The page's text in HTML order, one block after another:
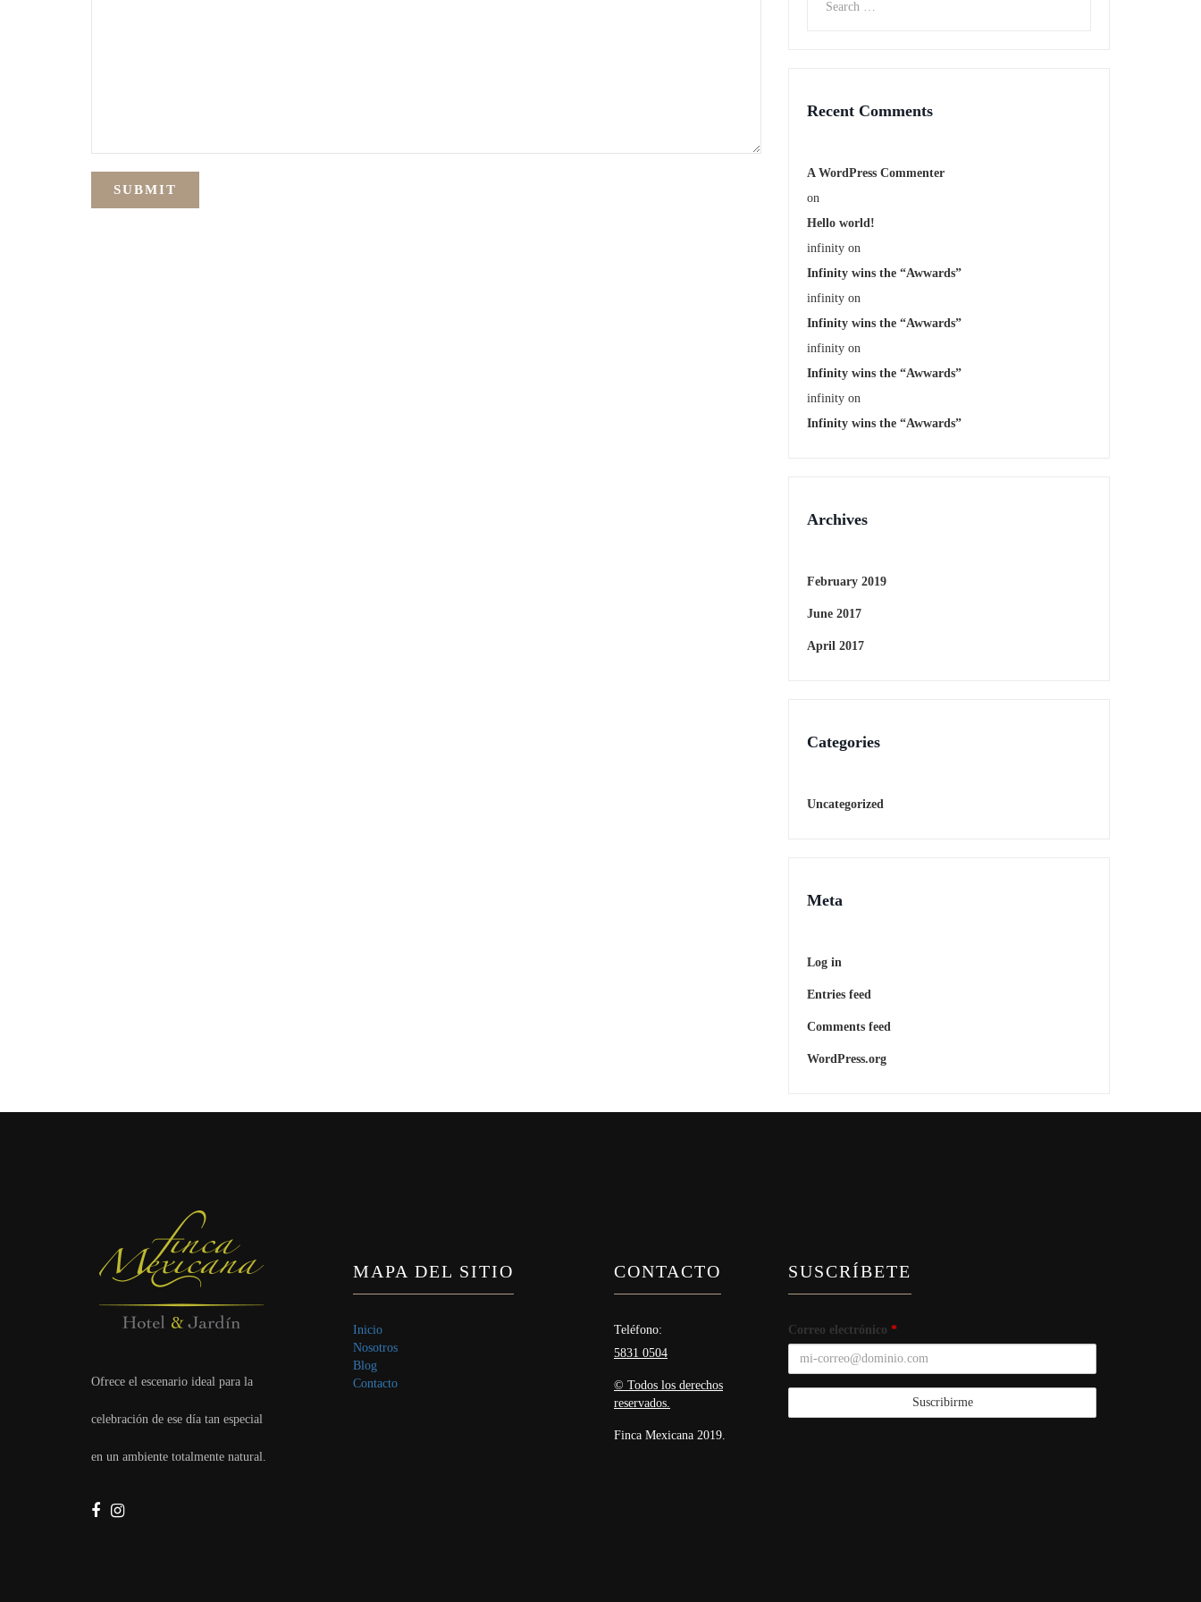
Recent Comments
A WordPress Commenter
on
Hello world!
infinity on
Infinity wins the “Awwards”
infinity on
Infinity wins the “Awwards”
infinity on
Infinity wins the “Awwards”
infinity on
Infinity wins the “Awwards”
Archives
February 2019
June 2017
April 2017
Categories
Uncategorized
Meta
Log in
Entries feed
Comments feed
WordPress.org
Ofrece el escenario ideal para la
celebración de ese día tan especial
en un ambiente totalmente natural.
MAPA DEL SITIO
Inicio
Nosotros
Blog
Contacto
CONTACTO
Teléfono:
5831 0504
© Todos los derechos
reservados.
Finca Mexicana 2019.
SUSCRÍBETE
Correo electrónico *